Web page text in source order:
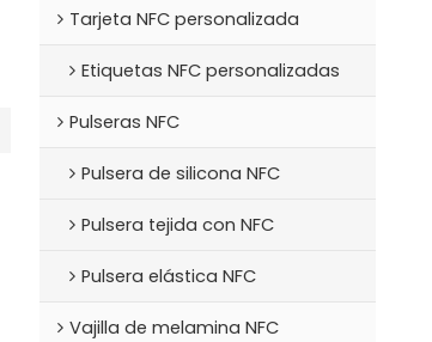
Tarjeta NFC personalizada
Etiquetas NFC personalizadas
Pulseras NFC
Pulsera de silicona NFC
Pulsera tejida con NFC
Pulsera elástica NFC
Vajilla de melamina NFC